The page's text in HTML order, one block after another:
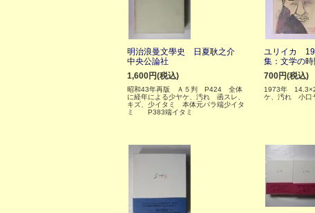
明治浪曼文學史 日夏耿之介
中央公論社
1,600円(税込)
昭和43年再版 Ａ５判 P424 全体
に経年による少ヤケ、汚れ 函スレ、
キズ、少イタミ 本体元パラ端少イタ
ミ P383端イタミ
ユリイカ
集：文学の
700円(税込)
1973年
ケ、汚れ 小口